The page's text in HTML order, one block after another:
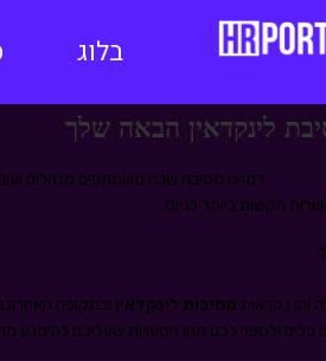
בלוג
לינקדאין הבאה שלך
דמיינו מסיבה שבה משתתפים מנהלים
הקשות ביותר לגיוס.
והן נקראות מסיבות לינקדאין ובתקופה
ולספר לכם מהן הטעויות שעליכם להימנע